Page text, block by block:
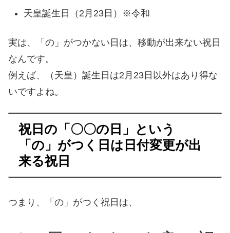
天皇誕生日（2月23日）※令和
実は、「の」がつかない日は、移動が出来ない祝日
なんです。
例えば、（天皇）誕生日は2月23日以外はあり得な
いですよね。
祝日の「〇〇の日」という
「の」がつく日は日付変更が出
来る祝日
つまり、「の」がつく祝日は、